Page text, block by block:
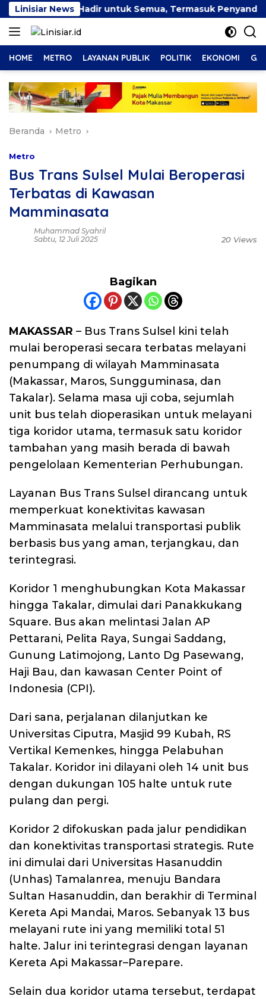
Langsung
ke
konten
Linisiar News
Harus Hadir untuk Semua, Termasuk Penyandang
HOME METRO LAYANAN PUBLIK POLITIK EKONOMI
Beranda Metro
Metro
Bus Trans Sulsel Mulai Beroperasi
Terbatas di Kawasan
Mamminasata
Muhammad Syahril
Sabtu, 12 Juli 2025
20 Views
Bagikan
MAKASSAR – Bus Trans Sulsel kini telah
mulai beroperasi secara terbatas melayani
penumpang di wilayah Mamminasata
(Makassar, Maros, Sungguminasa, dan
Takalar). Selama masa uji coba, sejumlah
unit bus telah dioperasikan untuk melayani
tiga koridor utama, termasuk satu koridor
tambahan yang masih berada di bawah
pengelolaan Kementerian Perhubungan.
Layanan Bus Trans Sulsel dirancang untuk
memperkuat konektivitas kawasan
Mamminasata melalui transportasi publik
berbasis bus yang aman, terjangkau, dan
terintegrasi.
Koridor 1 menghubungkan Kota Makassar
hingga Takalar, dimulai dari Panakkukang
Square. Bus akan melintasi Jalan AP
Pettarani, Pelita Raya, Sungai Saddang,
Gunung Latimojong, Lanto Dg Pasewang,
Haji Bau, dan kawasan Center Point of
Indonesia (CPI).
Dari sana, perjalanan dilanjutkan ke
Universitas Ciputra, Masjid 99 Kubah, RS
Vertikal Kemenkes, hingga Pelabuhan
Takalar. Koridor ini dilayani oleh 14 unit bus
dengan dukungan 105 halte untuk rute
pulang dan pergi.
Koridor 2 difokuskan pada jalur pendidikan
dan konektivitas transportasi strategis. Rute
ini dimulai dari Universitas Hasanuddin
(Unhas) Tamalanrea, menuju Bandara
Sultan Hasanuddin, dan berakhir di Terminal
Kereta Api Mandai, Maros. Sebanyak 13 bus
melayani rute ini yang memiliki total 51
halte. Jalur ini terintegrasi dengan layanan
Kereta Api Makassar–Parepare.
Selain dua koridor utama tersebut, terdapat